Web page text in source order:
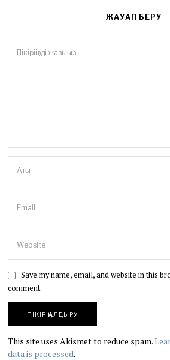
ЖАУАП БЕРУ
Save my name, email, and website in this
comment.
This site uses Akismet to reduce spam.
data is processed.